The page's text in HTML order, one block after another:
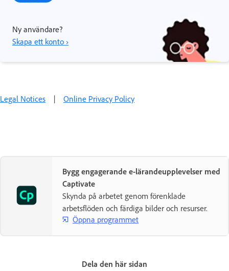
Ny användare?
Skapa ett konto ›
Legal Notices | Online Privacy Policy
Bygg engagerande e-lärandeupplevelser med
Captivate
Skynda på arbetet genom förenklade
arbetsflöden och färdiga bilder och resurser.
Öppna programmet
Dela den här sidan